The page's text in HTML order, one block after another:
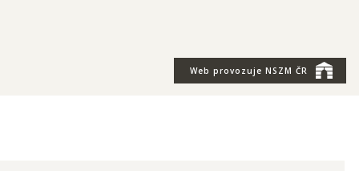
Web provozuje NSZM ČR